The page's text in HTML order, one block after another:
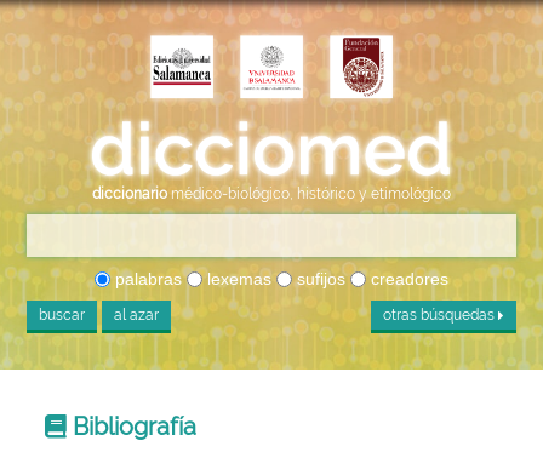
diccionario médico-biológico, histórico y etimológico
palabras lexemas sufijos creadores
buscar al azar otras búsquedas
Bibliografía